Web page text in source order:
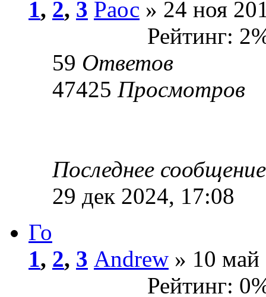
1, 2, 3 Раос » 24 ноя
Рейтинг:
59 Ответов
47425 Просмотров
Последнее
29 дек 2024, 17:08
Го
1, 2, 3 Andrew » 10 май
Рейтинг: